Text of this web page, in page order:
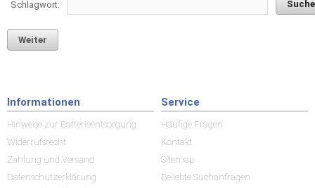
Schlagwort:
Weiter
Informationen
Hinweise zur Batterieentsorgung
Widerrufsrecht
Zahlung und Versand
Datenschutzerklärung
Service
Häufige Fragen
Kontakt
Sitemap
Beliebte Suchanfragen